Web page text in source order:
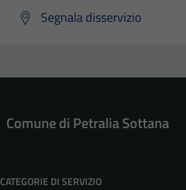
Segnala disservizio
Comune di Petralia Sottana
CATEGORIE DI SERVIZIO